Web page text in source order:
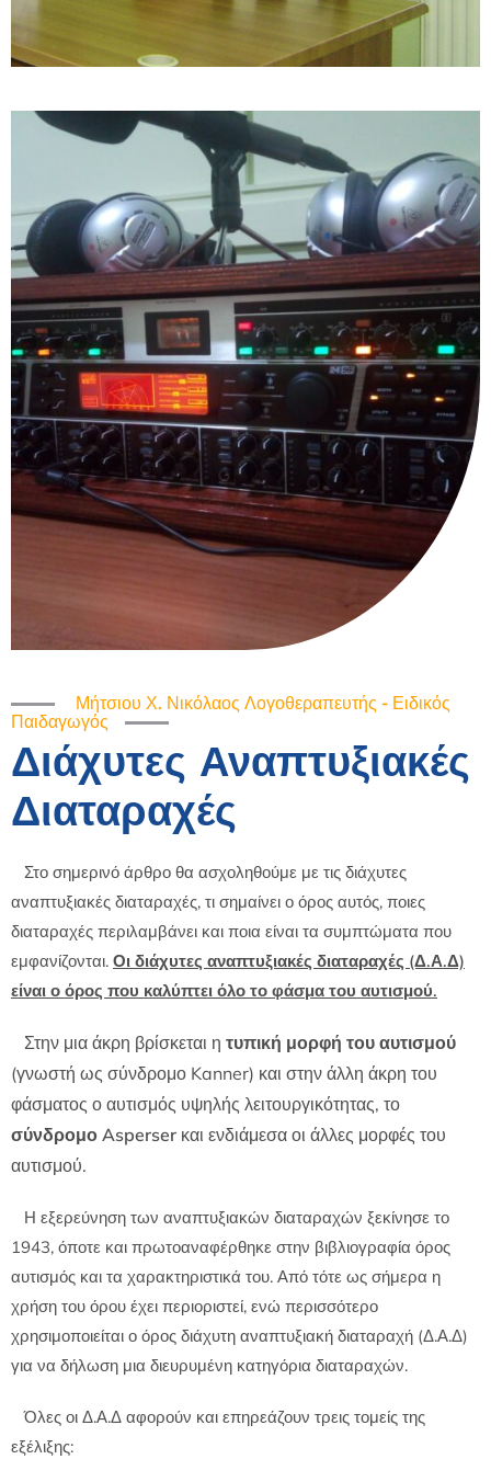
Μήτσιου Χ. Νικόλαος Λογοθεραπευτής - Ειδικός
Παιδαγωγός
Διάχυτες Αναπτυξιακές
Διαταραχές
Στο σημερινό άρθρο θα ασχοληθούμε με τις διάχυτες
αναπτυξιακές διαταραχές, τι σημαίνει ο όρος αυτός, ποιες
διαταραχές περιλαμβάνει και ποια είναι τα συμπτώματα που
εμφανίζονται. Οι διάχυτες αναπτυξιακές διαταραχές (Δ.Α.Δ)
είναι ο όρος που καλύπτει όλο το φάσμα του αυτισμού.
Στην μια άκρη βρίσκεται η τυπική μορφή του αυτισμού
(γνωστή ως σύνδρομο Kanner) και στην άλλη άκρη του
φάσματος ο αυτισμός υψηλής λειτουργικότητας, το
σύνδρομο Asperser και ενδιάμεσα οι άλλες μορφές του
αυτισμού.
Η εξερεύνηση των αναπτυξιακών διαταραχών ξεκίνησε το
1943, όποτε και πρωτοαναφέρθηκε στην βιβλιογραφία όρος
αυτισμός και τα χαρακτηριστικά του. Από τότε ως σήμερα η
χρήση του όρου έχει περιοριστεί, ενώ περισσότερο
χρησιμοποιείται ο όρος διάχυτη αναπτυξιακή διαταραχή (Δ.Α.Δ)
για να δήλωση μια διευρυμένη κατηγόρια διαταραχών.
Όλες οι Δ.Α.Δ αφορούν και επηρεάζουν τρεις τομείς της
εξέλιξης: